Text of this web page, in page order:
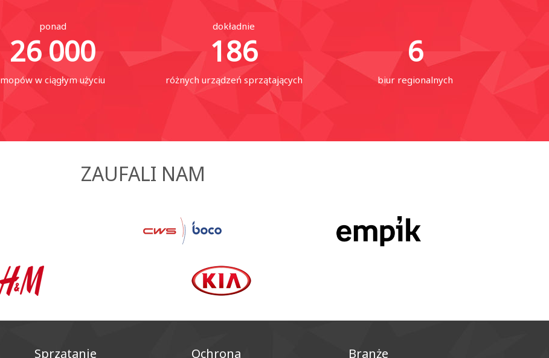
ponad
26 000
mopów w ciągłym użyciu
dokładnie
186
różnych urządzeń sprzątających
6
biur regionalnych
ZAUFALI NAM
Sprzątanie Ochrona Branże